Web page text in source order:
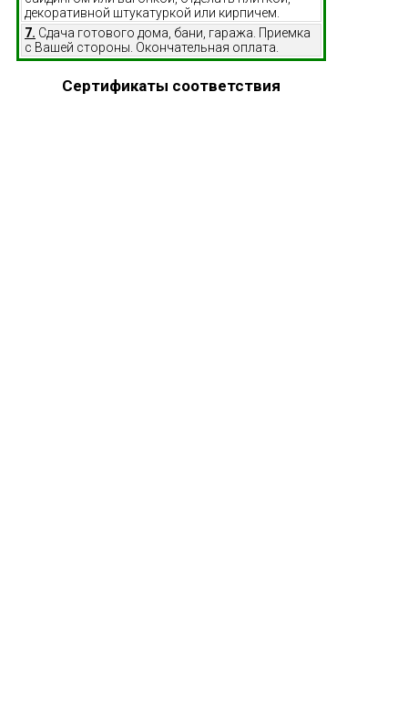
декоративной штукатуркой или кирпичем.
7. Сдача готового дома, бани, гаража. Приемка
с Вашей стороны. Окончательная оплата.
Сертификаты соответствия